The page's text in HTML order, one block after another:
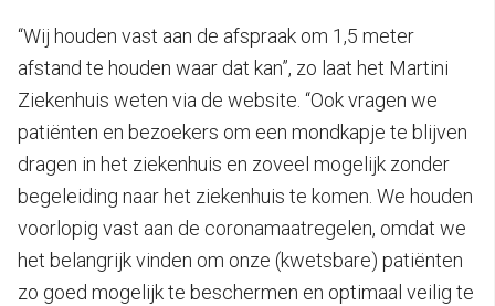
“Wij houden vast aan de afspraak om 1,5 meter
afstand te houden waar dat kan”, zo laat het Martini
Ziekenhuis weten via de website. “Ook vragen we
patiënten en bezoekers om een mondkapje te blijven
dragen in het ziekenhuis en zoveel mogelijk zonder
begeleiding naar het ziekenhuis te komen. We houden
voorlopig vast aan de coronamaatregelen, omdat we
het belangrijk vinden om onze (kwetsbare) patiënten
zo goed mogelijk te beschermen en optimaal veilig te